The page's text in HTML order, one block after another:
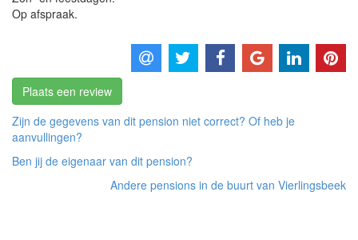
Op afspraak.
Plaats een review
Zijn de gegevens van dit pension niet correct? Of heb je
aanvullingen?
Ben jij de eigenaar van dit pension?
Andere pensions in de buurt van Vierlingsbeek